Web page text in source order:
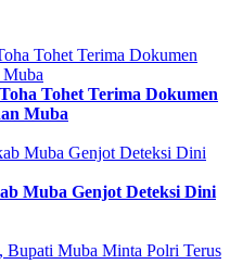
Tohet Terima Dokumen
Muba
Muba Genjot Deteksi Dini